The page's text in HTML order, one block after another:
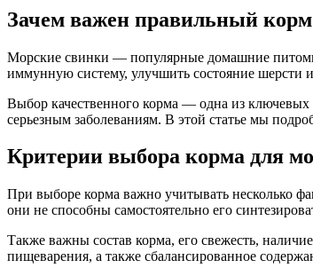
Зачем важен правильный
Морские свинки — популярные домашние питомцы, которым необходим сбалансированный рацион для поддержания здоровья и активности. Правильное питание помогает укрепить
иммунную систему, улучшить состояние шерсти
Выбор качественного корма — одна из
серьезным заболеваниям. В этой статье мы
Критерии выбора корма для
При выборе корма важно учитывать несколько
они не способны самостоятельно его
Также важны состав корма, его свежесть,
пищеварения, а также сбалансированное